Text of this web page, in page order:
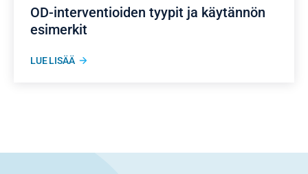
OD-interventioiden tyypit ja käytännön
esimerkit
LUE LISÄÄ